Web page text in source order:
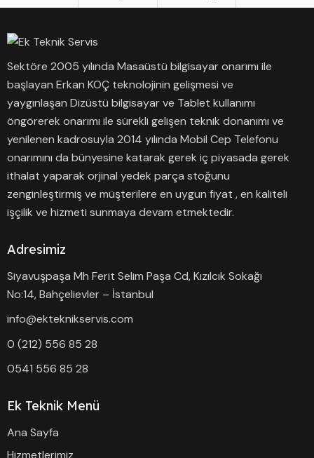
Sektöre 2005 yılında Masaüstü bilgisayar onarımı ile
başlayan Erkan KOÇ teknolojinin gelişmesi ve
yaygınlaşan Dizüstü bilgisayar ve Tablet kullanımı
öngörerek onarımı ile sürekli gelişen teknik donanımı ve
yenilenen kadrosuyla 2014 yılında Mobil Cep Telefonu
onarımını da bünyesine katarak gerek iç piyasada gerek
ithalat yaparak orjinal yedek parça stoğunu
zenginleştirmiş ve müşterilere en uygun fiyat , en kaliteli
işçilik ve hizmeti sunmaya devam etmektedir.
Adresimiz
Siyavuşpaşa Mh Ferit Selim Paşa Cd, Kızılcık Sokağı
No:14, Bahçelievler – İstanbul
info@ekteknikservis.com
0 (212) 556 85 28
0541 556 85 28
Ek Teknik Menü
Ana Sayfa
Hizmetlerimiz